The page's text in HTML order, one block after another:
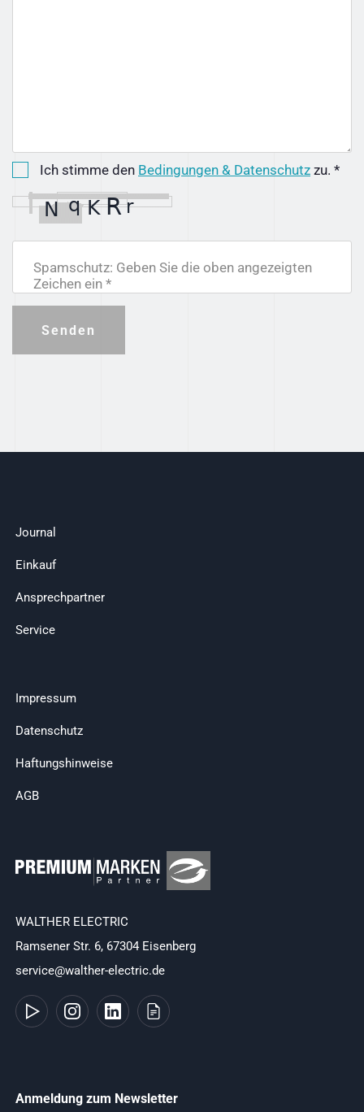
Ich stimme den Bedingungen & Datenschutz zu. *
Spamschutz: Geben Sie die oben angezeigten
Zeichen ein *
Senden
Journal
Einkauf
Ansprechpartner
Service
Impressum
Datenschutz
Haftungshinweise
AGB
WALTHER ELECTRIC
Ramsener Str. 6, 67304 Eisenberg
service@walther-electric.de
Anmeldung zum Newsletter